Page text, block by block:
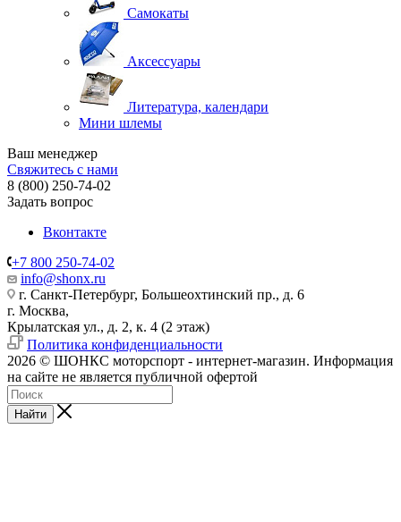
Самокаты
Аксессуары
Литература, календари
Мини шлемы
Ваш менеджер
Свяжитесь с нами
8 (800) 250-74-02
Задать вопрос
Вконтакте
+7 800 250-74-02
info@shonx.ru
г. Санкт-Петербург, Большеохтинский пр., д. 6
г. Москва,
Крылатская ул., д. 2, к. 4 (2 этаж)
Политика конфиденциальности
2026 © ШОНКС моторспорт - интернет-магазин. Информация
на сайте не является публичной офертой
Найти